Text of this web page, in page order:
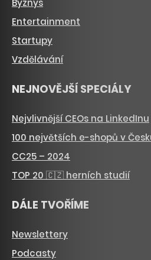
Byznys
Entertainment
Startupy
Vzdělávání
NEJNOVĚJŠÍ SPECIÁLY
Nejvlivnější CEOs na LinkedInu
100 největších e-shopů v
CC25 – 2024
TOP 20 🇨🇿 herních studií
DÁLE TVOŘÍME
Newslettery
Podcasty